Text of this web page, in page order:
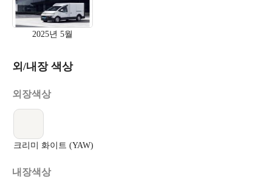
2025년 5월
외/내장 색상
외장색상
크리미 화이트 (YAW)
내장색상